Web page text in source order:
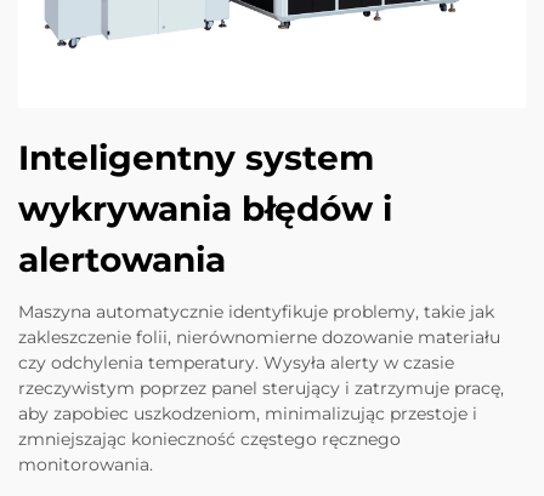
Inteligentny system
wykrywania błędów i
alertowania
Maszyna automatycznie identyfikuje problemy, takie jak
zakleszczenie folii, nierównomierne dozowanie materiału
czy odchylenia temperatury. Wysyła alerty w czasie
rzeczywistym poprzez panel sterujący i zatrzymuje pracę,
aby zapobiec uszkodzeniom, minimalizując przestoje i
zmniejszając konieczność częstego ręcznego
monitorowania.